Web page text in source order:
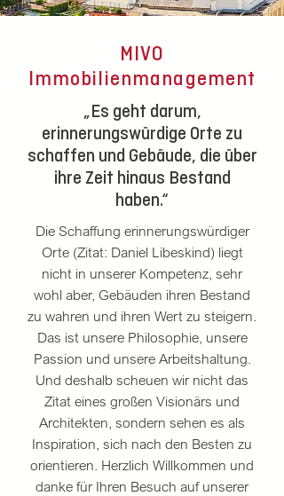
MIVO
Immobilienmanagement
„Es geht darum,
erinnerungswürdige Orte zu
schaffen und Gebäude, die über
ihre Zeit hinaus Bestand
haben.“
Die Schaffung erinnerungswürdiger
Orte (Zitat: Daniel Libeskind) liegt
nicht in unserer Kompetenz, sehr
wohl aber, Gebäuden ihren Bestand
zu wahren und ihren Wert zu steigern.
Das ist unsere Philosophie, unsere
Passion und unsere Arbeitshaltung.
Und deshalb scheuen wir nicht das
Zitat eines großen Visionärs und
Architekten, sondern sehen es als
Inspiration, sich nach den Besten zu
orientieren. Herzlich Willkommen und
danke für Ihren Besuch auf unserer